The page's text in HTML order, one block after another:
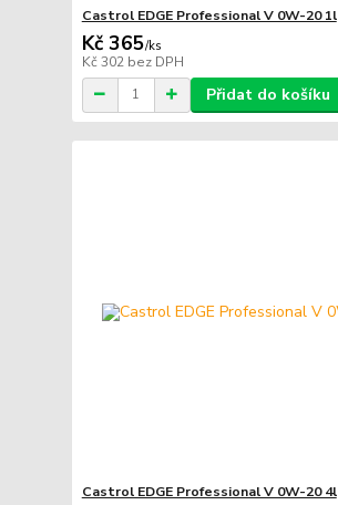
Castrol EDGE Professional V 0W-20 1l
Kč 365/ks
Kč 302 bez DPH
Přidat do košíku
Castrol EDGE Professional V 0W-20 4l